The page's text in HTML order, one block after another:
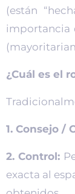
(están
importancia
¿Cuál es el
1. Consejo /
2. Control:
exacta al